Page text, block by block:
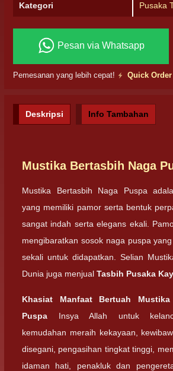
Kategori Pusaka
Pesan via Whatsapp
Pemesanan yang lebih cepat! Quick Order
Deskripsi Info Tambahan
Mustika Bertasbih Naga
Mustika Bertasbih Naga Puspa
yang memiliki pamor serta bentuk
sangat indah serta elegans ekali.
mengibaratkan sosok naga puspa
sekali untuk didapatkan. Selian
Dunia juga menjual Tasbih Pusaka
Khasiat Manfaat Bertuah
Puspa Insya Allah untuk
kemudahan meraih kekayaan,
disegani, pengasihan tingkat tinggi,
idaman hati, penakluk dan